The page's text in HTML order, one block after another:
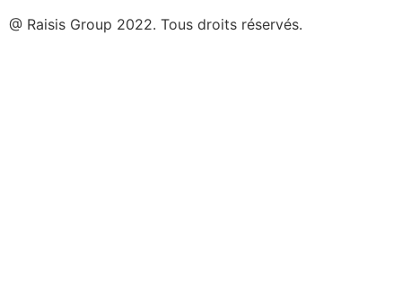
@ Raisis Group 2022. Tous droits réservés.